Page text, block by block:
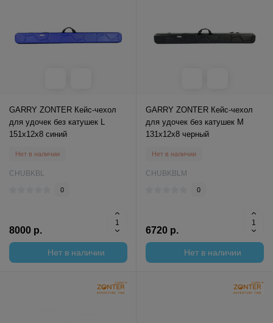
GARRY ZONTER Кейс-чехол
для удочек без катушек L
151x12x8 синий
Нет в наличии
CHUBKBL
0
8000 р.
Нет в наличии
GARRY ZONTER Кейс-чехол
для удочек без катушек M
131x12x8 черный
Нет в наличии
CHUBKBLM
0
6720 р.
Нет в наличии